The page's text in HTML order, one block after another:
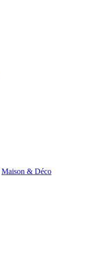
Maison & Déco